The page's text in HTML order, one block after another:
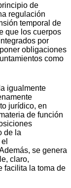
de
regulación
temporal de
que los cuerpos
por
obligaciones
como
igualmente
jurídico, en
de función
de la
se genera
claro,
facilita la toma de